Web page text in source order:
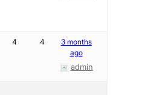
4 4
3 months
ago
admin